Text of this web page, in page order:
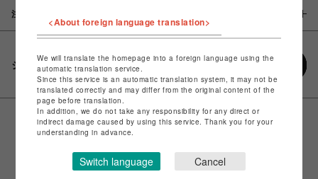
注意事項
シェアする
<About foreign language translation>
We will translate the homepage into a foreign language using the
automatic translation service.
Since this service is an automatic translation system, it may not be
translated correctly and may differ from the original content of the
page before translation.
In addition, we do not take any responsibility for any direct or
indirect damage caused by using this service. Thank you for your
understanding in advance.
Switch language Cancel